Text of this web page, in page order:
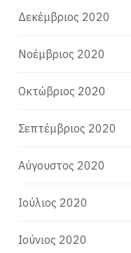
Δεκέμβριος 2020
Νοέμβριος 2020
Οκτώβριος 2020
Σεπτέμβριος 2020
Αύγουστος 2020
Ιούλιος 2020
Ιούνιος 2020